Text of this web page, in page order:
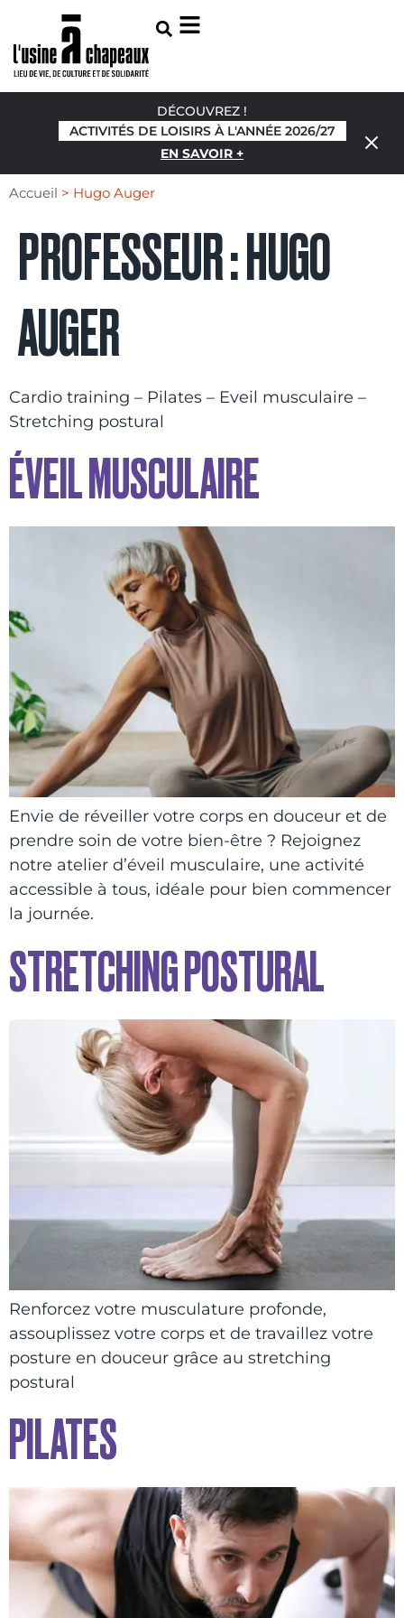
DÉCOUVREZ !
ACTIVITÉS DE LOISIRS À L'ANNÉE 2026/27
EN SAVOIR +
Accueil > Hugo Auger
PROFESSEUR :HUGO
AUGER
Cardio training – Pilates – Eveil musculaire –
Stretching postural
ÉVEIL MUSCULAIRE
Envie de réveiller votre corps en douceur et de
prendre soin de votre bien-être ? Rejoignez
notre atelier d’éveil musculaire, une activité
accessible à tous, idéale pour bien commencer
la journée.
STRETCHING POSTURAL
Renforcez votre musculature profonde,
assouplissez votre corps et de travaillez votre
posture en douceur grâce au stretching
postural
PILATES